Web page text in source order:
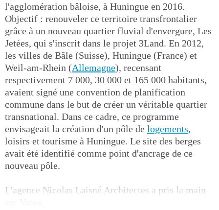
l'agglomération bâloise, à Huningue en 2016.
Objectif : renouveler ce territoire transfrontalier
grâce à un nouveau quartier fluvial d'envergure, Les
Jetées, qui s'inscrit dans le projet 3Land. En 2012,
les villes de Bâle (Suisse), Huningue (France) et
Weil-am-Rhein (Allemagne), recensant
respectivement 7 000, 30 000 et 165 000 habitants,
avaient signé une convention de planification
commune dans le but de créer un véritable quartier
transnational. Dans ce cadre, ce programme
envisageait la création d'un pôle de logements,
loisirs et tourisme à Huningue. Le site des berges
avait été identifié comme point d'ancrage de ce
nouveau pôle.
L'agence Nicolas Laisné Architectes a pris la main